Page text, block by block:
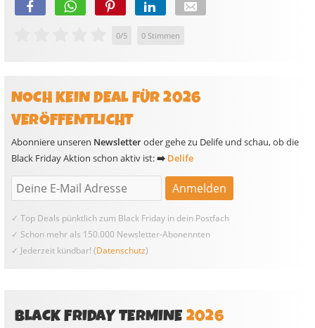
0/5 0 Stimmen
NOCH KEIN DEAL FÜR 2026
VERÖFFENTLICHT
Abonniere unseren Newsletteroder gehe zu Delife und schau, ob die
Black Friday Aktion schon aktiv ist:➡️ Delife
✓ Top Deals pünktlich zum Black Friday in dein Postfach
✓ Schon mehr als 150.000 Newsletter-Abonennten
✓ Jederzeit kündbar! (Datenschutz)
BLACK FRIDAY TERMINE2026